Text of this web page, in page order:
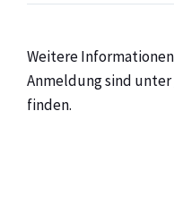
Weitere
Anmeldung sind unter
finden.